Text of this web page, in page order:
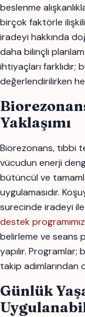
beslenme
birçok faktörle
iradeyi hakkında
daha bilinçli
ihtiyaçları farklıdır;
değerlendirilirken
Yaklaşımı
Biorezonans, tıbbi
vücudun enerji
bütüncül ve
uygulamasıdır.
surecinde iradeyi ile
destek programımız
belirleme ve seans
yapılır.
takip adımlarından
Günlük